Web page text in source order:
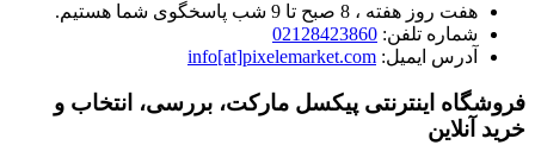
هفت روز هفته ، 8 صبح تا 9 شب پاسخگوی شما هستیم.
شماره تلفن: 02128423860
آدرس ایمیل: info[at]pixelemarket.com
فروشگاه اینترنتی پیکسل مارکت، بررسی، انتخاب و
خرید آنلاین